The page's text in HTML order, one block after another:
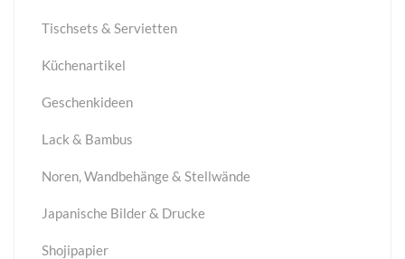
Tischsets & Servietten
Küchenartikel
Geschenkideen
Lack & Bambus
Noren, Wandbehänge & Stellwände
Japanische Bilder & Drucke
Shojipapier